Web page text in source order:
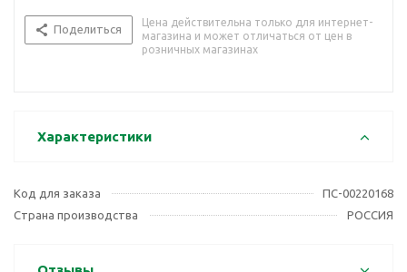
Поделиться
Цена действительна только для интернет-
магазина и может отличаться от цен в
розничных магазинах
Характеристики
Код для заказа
ПС-00220168
Страна производства
РОССИЯ